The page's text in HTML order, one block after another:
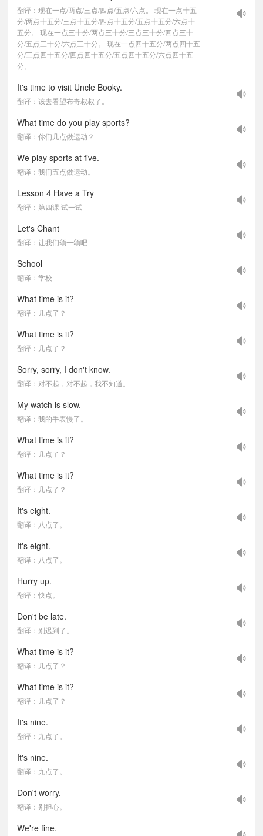
翻译：现在一点/两点/三点/四点/五点/六点。 现在一点十五
分/两点十五分/三点十五分/四点十五分/五点十五分/六点十
五分。 现在一点三十分/两点三十分/三点三十分/四点三十
分/五点三十分/六点三十分。 现在一点四十五分/两点四十五
分/三点四十五分/四点四十五分/五点四十五分/六点四十五
分。
It's time to visit Uncle Booky.
翻译：该去看望布奇叔叔了。
What time do you play sports?
翻译：你们几点做运动？
We play sports at five.
翻译：我们五点做运动。
Lesson 4 Have a Try
翻译：第四课 试一试
Let's Chant
翻译：让我们颂一颂吧
School
翻译：学校
What time is it?
翻译：几点了？
What time is it?
翻译：几点了？
Sorry, sorry, I don't know.
翻译：对不起，对不起，我不知道。
My watch is slow.
翻译：我的手表慢了。
What time is it?
翻译：几点了？
What time is it?
翻译：几点了？
It's eight.
翻译：八点了。
It's eight.
翻译：八点了。
Hurry up.
翻译：快点。
Don't be late.
翻译：别迟到了。
What time is it?
翻译：几点了？
What time is it?
翻译：几点了？
It's nine.
翻译：九点了。
It's nine.
翻译：九点了。
Don't worry.
翻译：别担心。
We're fine.